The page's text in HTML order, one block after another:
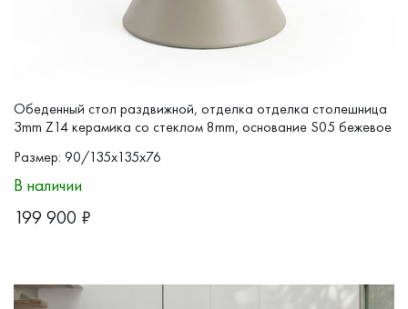
Обеденный стол раздвижной, отделка отделка столешница
3mm Z14 керамика со стеклом 8mm, основание S05 бежевое
Размер: 90/135x135x76
В наличии
199 900 ₽